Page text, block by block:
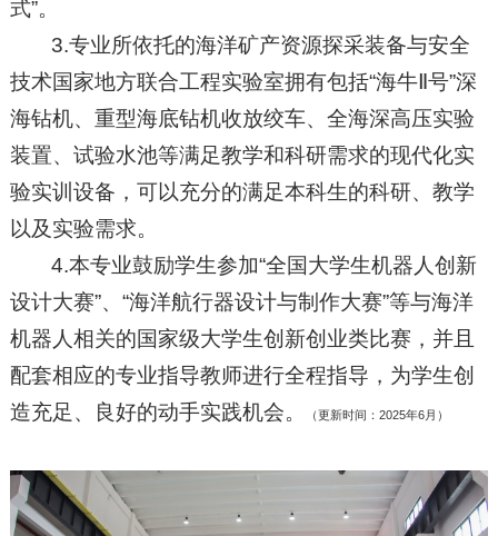
式”。
3.专业所依托的海洋矿产资源探采装备与安全
技术国家地方联合工程实验室拥有包括“海牛Ⅱ号”深
海钻机、重型海底钻机收放绞车、全海深高压实验
装置、试验水池等满足教学和科研需求的现代化实
验实训设备，可以充分的满足本科生的科研、教学
以及实验需求。
4.本专业鼓励学生参加“全国大学生机器人创新
设计大赛”、“海洋航行器设计与制作大赛”等与海洋
机器人相关的国家级大学生创新创业类比赛，并且
配套相应的专业指导教师进行全程指导，为学生创
造充足、良好的动手实践机会。
（更新时间： 2025年6月）